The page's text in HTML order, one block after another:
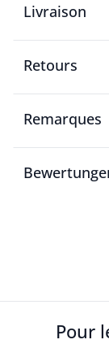
Livraison
Retours
Remarques
Pour